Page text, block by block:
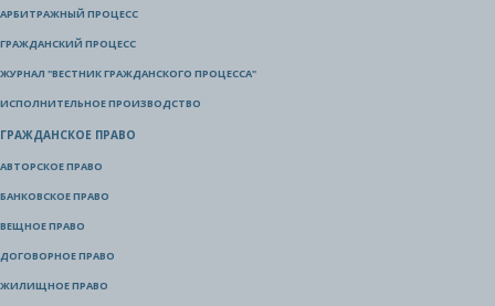
АРБИТРАЖНЫЙ ПРОЦЕСС
ГРАЖДАНСКИЙ ПРОЦЕСС
ЖУРНАЛ "ВЕСТНИК ГРАЖДАНСКОГО ПРОЦЕССА"
ИСПОЛНИТЕЛЬНОЕ ПРОИЗВОДСТВО
ГРАЖДАНСКОЕ ПРАВО
АВТОРСКОЕ ПРАВО
БАНКОВСКОЕ ПРАВО
ВЕЩНОЕ ПРАВО
ДОГОВОРНОЕ ПРАВО
ЖИЛИЩНОЕ ПРАВО